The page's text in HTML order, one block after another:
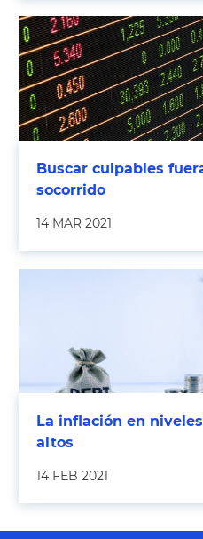
Buscar culpables
socorrido
14 MAR 2021
La inflación en
altos
14 FEB 2021